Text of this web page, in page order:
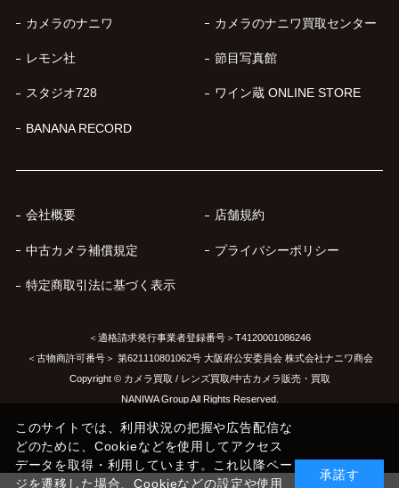
カメラのナニワ カメラのナニワ買取センター
レモン社 節目写真館
スタジオ728 ワイン蔵 ONLINE STORE
BANANA RECORD
会社概要 店舗規約
中古カメラ補償規定 プライバシーポリシー
特定商取引法に基づく表示
＜適格請求発行事業者登録番号＞T4120001086246
＜古物商許可番号＞ 第621110801062号 大阪府公安委員会 株式会社ナニワ商会
Copyright © カメラ買取 / レンズ買取/中古カメラ販売・買取
NANIWA Group All Rights Reserved.
このサイトでは、利用状況の把握や広告配信な
どのために、Cookieなどを使用してアクセス
データを取得・利用しています。これ以降ペー
ジを遷移した場合、Cookieなどの設定や使用
承諾す